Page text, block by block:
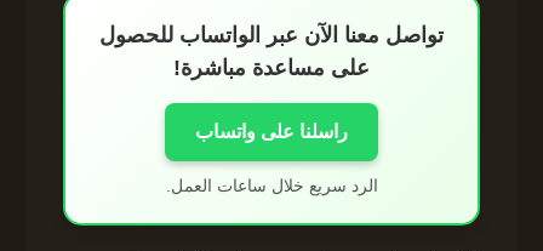
تواصل معنا الآن عبر الواتساب للحصول
على مساعدة مباشرة!
راسلنا على واتساب
الرد سريع خلال ساعات العمل.